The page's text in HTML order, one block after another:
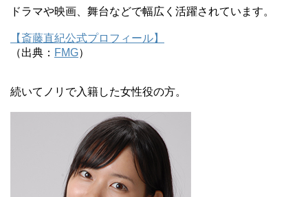
ドラマや映画、舞台などで幅広く活躍されています。
【斎藤直紀公式プロフィール】
（出典： FMG）
続いてノリで入籍した女性役の方。